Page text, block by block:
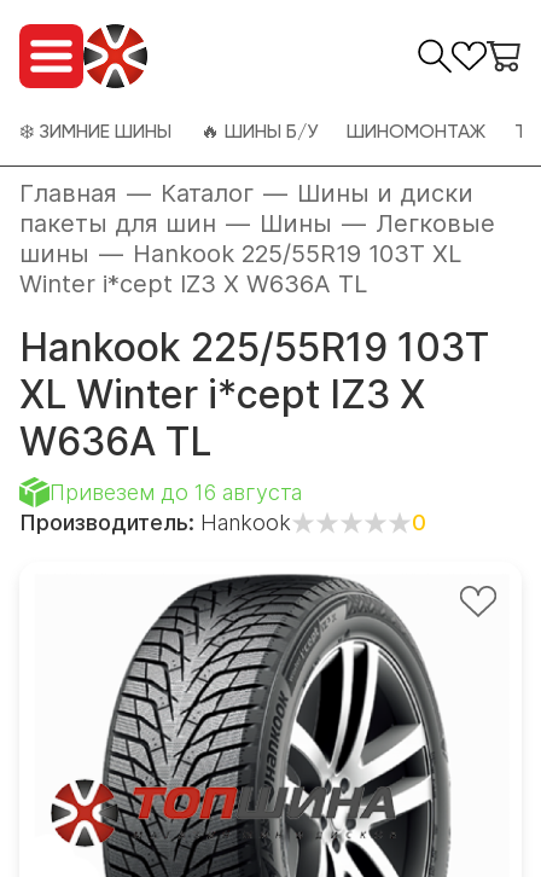
❄️ ЗИМНИЕ ШИНЫ 🔥 ШИНЫ Б/У ШИНОМОНТАЖ
Главная — Каталог — Шины и диски
пакеты для шин — Шины — Легковые
шины — Hankook 225/55R19 103T XL
Winter i*cept IZ3 X W636A TL
Hankook 225/55R19 103T
XL Winter i*cept IZ3 X
W636A TL
Привезем до 16 августа
Производитель: Hankook 0